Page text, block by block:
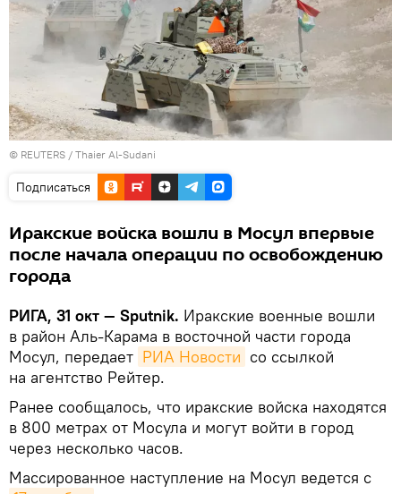
© REUTERS / Thaier Al-Sudani
Подписаться
Иракские войска вошли в Мосул впервые
после начала операции по освобождению
города
РИГА, 31 окт — Sputnik. Иракские военные вошли
в район Аль-Карама в восточной части города
Мосул, передает РИА Новости со ссылкой
на агентство Рейтер.
Ранее сообщалось, что иракские войска находятся
в 800 метрах от Мосула и могут войти в город
через несколько часов.
Массированное наступление на Мосул ведется с